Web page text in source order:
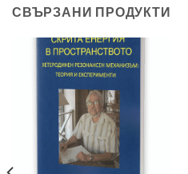
СВЪРЗАНИ ПРОДУКТИ